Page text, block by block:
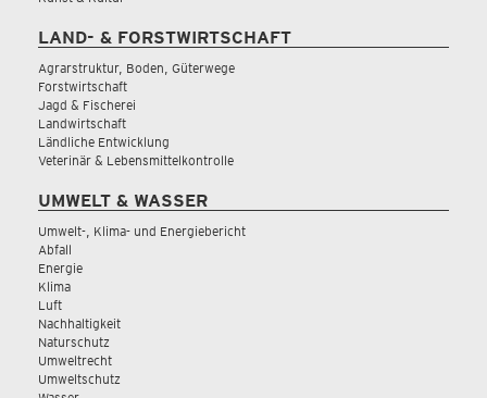
LAND- & FORSTWIRTSCHAFT
Agrarstruktur, Boden, Güterwege
Forstwirtschaft
Jagd & Fischerei
Landwirtschaft
Ländliche Entwicklung
Veterinär & Lebensmittelkontrolle
UMWELT & WASSER
Umwelt-, Klima- und Energiebericht
Abfall
Energie
Klima
Luft
Nachhaltigkeit
Naturschutz
Umweltrecht
Umweltschutz